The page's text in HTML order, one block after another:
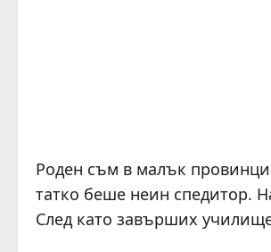
Роден съм в малък
татко беше неин спедитор.
След като завърших